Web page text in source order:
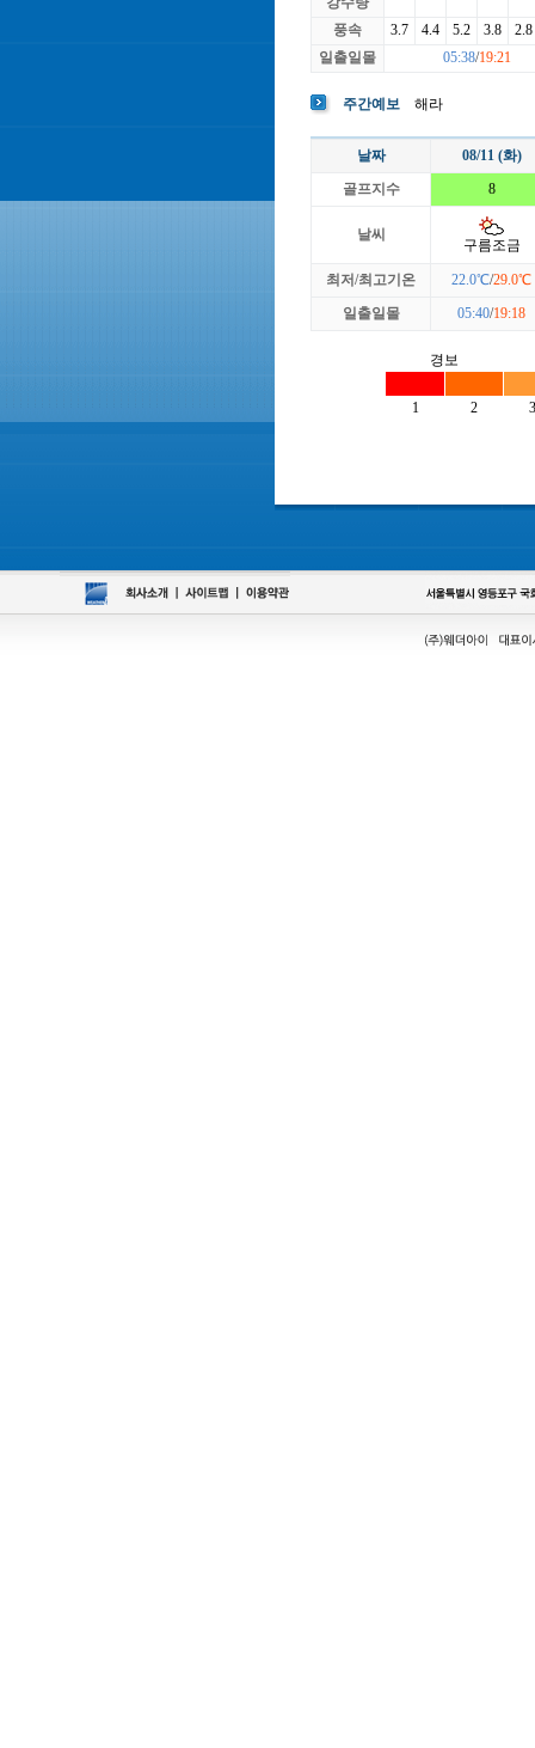
풍속
3.7 4.4 5.2 3.8
2.8
일출일몰
05:38/19:21
주간예보 해라
날짜
08/11 (화)
골프지수
8
날씨
구름조금
최저/최고기온 22.0℃/29.0℃
일출일몰
05:40/19:18
경보
1 2 3